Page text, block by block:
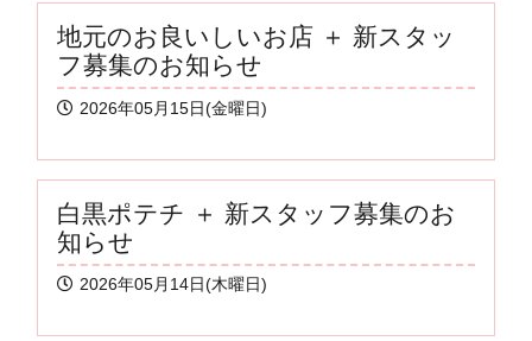
地元のお良いしいお店 ＋ 新スタッ
フ募集のお知らせ
2026年05月15日(金曜日)
白黒ポテチ ＋ 新スタッフ募集のお
知らせ
2026年05月14日(木曜日)